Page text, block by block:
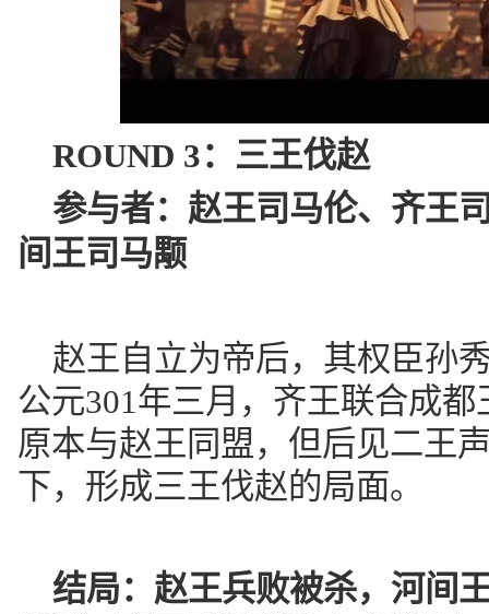
ROUND 3： 三王伐赵
参与者： 赵王司马伦、齐王
间王司马颙
赵王自立为帝后，其权臣孙
公元301年三月，齐王联合成
原本与赵王同盟，但后见二王
下，形成三王伐赵的局面。
结局： 赵王兵败被杀，河间